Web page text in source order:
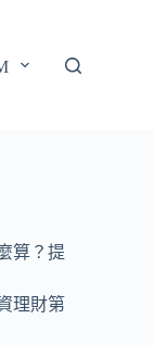
算？提
理財第